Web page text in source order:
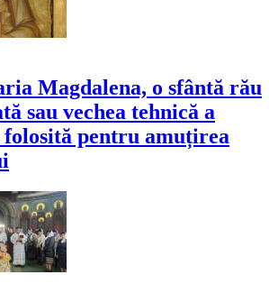
Magdalena, o sfântă rău
sau vechea tehnică a
pentru amuțirea